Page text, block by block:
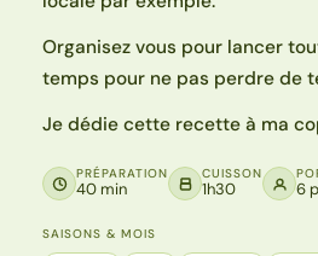
Organisez vous pour lancer
temps pour ne pas perdre de
Je dédie cette recette à ma
PRÉPARATION
40 min
CUISSON
1h30 6
SAISONS & MOIS